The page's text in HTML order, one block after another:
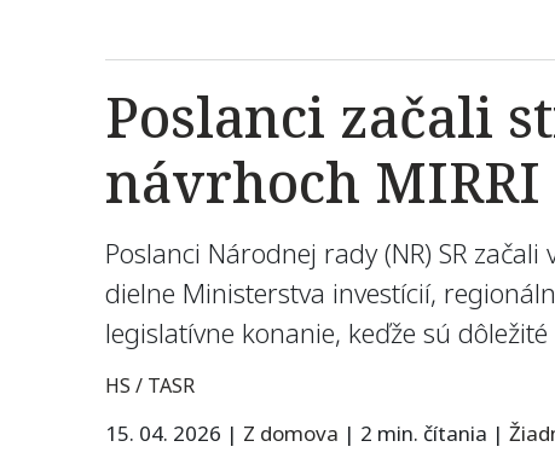
Poslanci začali
návrhoch MIRRI
Poslanci Národnej rady (NR) SR
dielne Ministerstva investícií,
legislatívne konanie, keďže sú
HS / TASR
15. 04. 2026 | Z domova | 2 min. čítania |